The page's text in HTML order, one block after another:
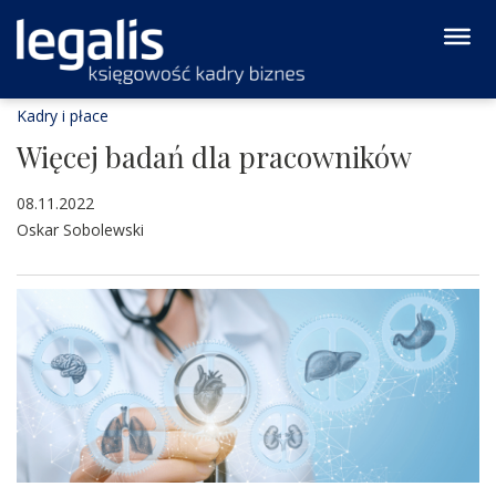
Kadry i płace
Więcej badań dla pracowników
08.11.2022
Oskar Sobolewski